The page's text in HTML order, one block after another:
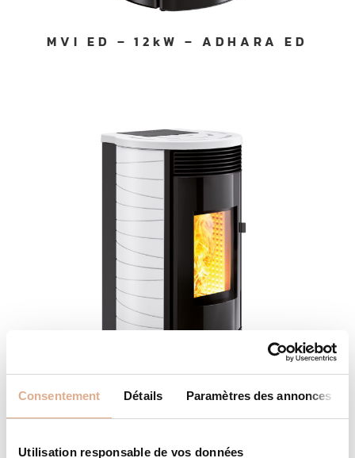
Consentement Détails Paramètres des annonces
Utilisation responsable de vos données
MVI ED – 12kW – ADHARA ED
MVI ED – 12kW – DRUM ED